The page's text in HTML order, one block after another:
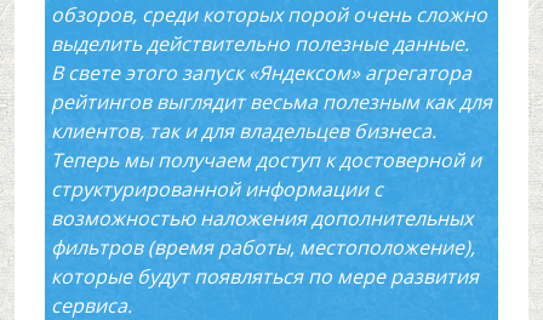
обзоров, среди которых порой очень сложно
выделить действительно полезные данные.
В свете этого запуск «Яндексом» агрегатора
рейтингов выглядит весьма полезным как для
клиентов, так и для владельцев бизнеса.
Теперь мы получаем доступ к достоверной и
структурированной информации с
возможностью наложения дополнительных
фильтров (время работы, местоположение),
которые будут появляться по мере развития
сервиса.